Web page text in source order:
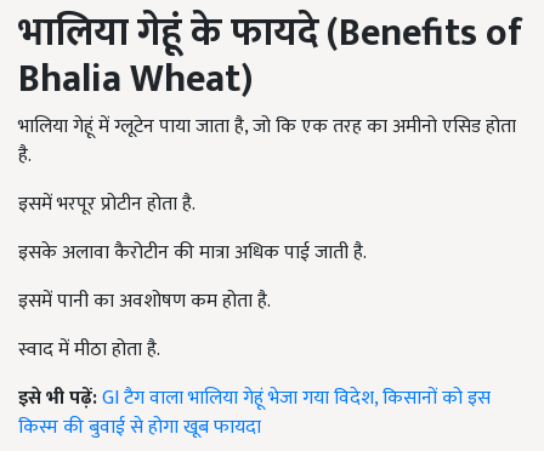
भालिया गेहूं के फायदे(Benefits of
Bhalia Wheat)
भालिया गेहूं में ग्लूटेन पाया जाता है, जो कि एक तरह का अमीनो एसिड होता
है.
इसमें भरपूर प्रोटीन होता है.
इसके अलावा कैरोटीन की मात्रा अधिक पाई जाती है.
इसमें पानी का अवशोषण कम होता है.
स्वाद में मीठा होता है.
इसे भी पढ़ें:GI टैग वाला भालिया गेहूं भेजा गया विदेश, किसानों को इस
किस्म की बुवाई से होगा खूब फायदा